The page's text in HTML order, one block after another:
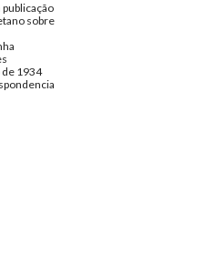
publicação
sobre
de 1934